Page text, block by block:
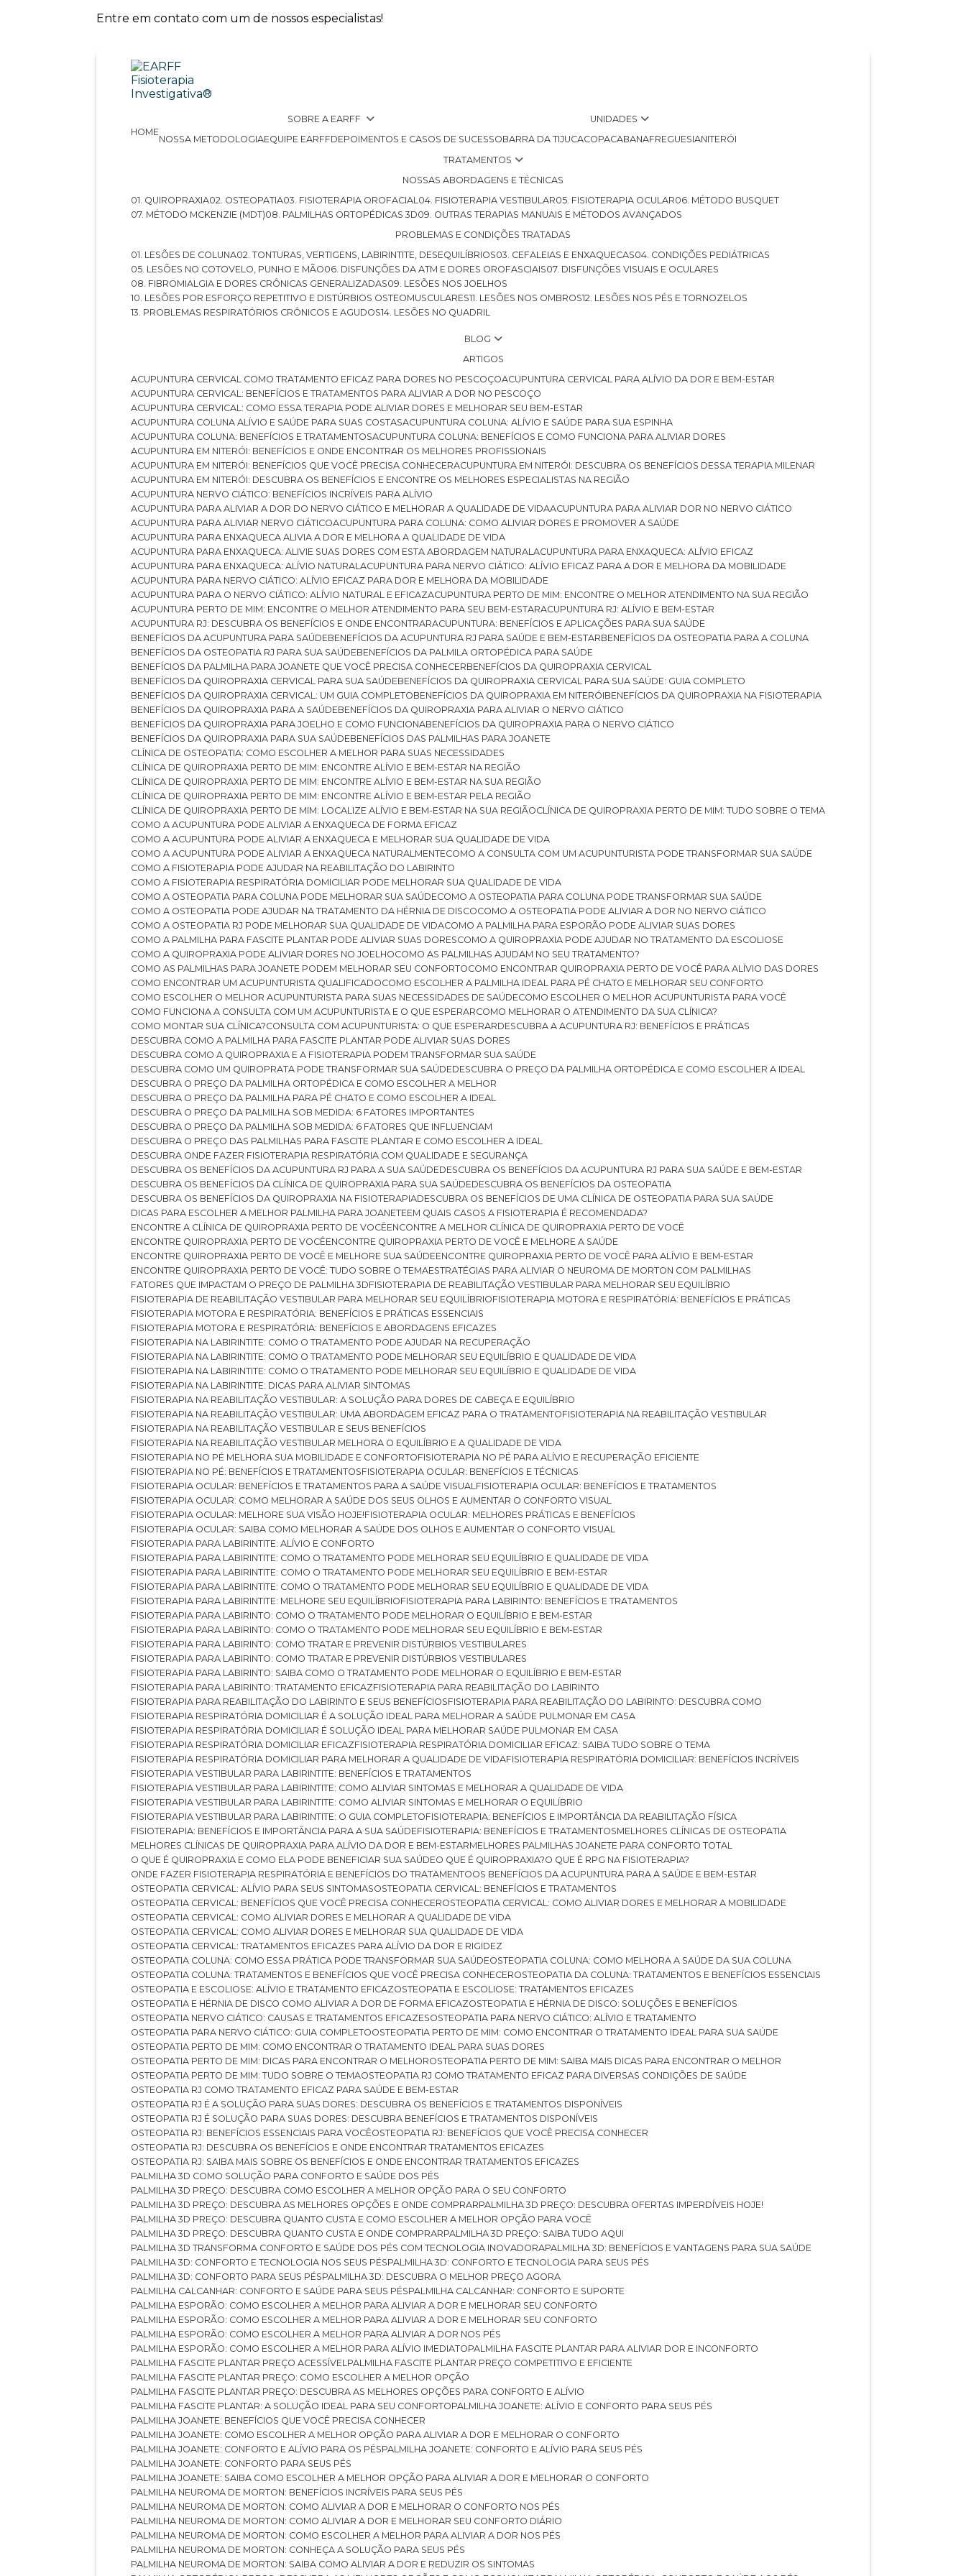
Entre em contato com um de nossos especialistas!
HOME
SOBRE A EARFF
NOSSA METODOLOGIA EQUIPE EARFF DEPOIMENTOS E CASOS DE SUCESSO
UNIDADES
BARRA DA TIJUCA
COPACABANA FREGUESIA
NITERÓI
TRATAMENTOS
NOSSAS ABORDAGENS E TÉCNICAS
01. QUIROPRAXIA
02. OSTEOPATIA 03. FISIOTERAPIA OROFACIAL 04. FISIOTERAPIA VESTIBULAR 05. FISIOTERAPIA OCULAR
06. MÉTODO BUSQUET
07. MÉTODO MCKENZIE (MDT)
08. PALMILHAS ORTOPÉDICAS 3D
09. OUTRAS TERAPIAS MANUAIS E MÉTODOS AVANÇADOS
PROBLEMAS E CONDIÇÕES TRATADAS
01. LESÕES DE COLUNA
02. TONTURAS, VERTIGENS, LABIRINTITE, DESEQUILÍBRIOS 03. CEFALEIAS E ENXAQUECAS
04. CONDIÇÕES PEDIÁTRICAS
05. LESÕES NO COTOVELO, PUNHO E MÃO
06. DISFUNÇÕES DA ATM E DORES OROFASCIAIS
07. DISFUNÇÕES VISUAIS E OCULARES
08. FIBROMIALGIA E DORES CRÔNICAS GENERALIZADAS
09. LESÕES NOS JOELHOS
10. LESÕES POR ESFORÇO REPETITIVO E DISTÚRBIOS OSTEOMUSCULARES 11. LESÕES NOS OMBROS 12. LESÕES NOS PÉS E TORNOZELOS
13. PROBLEMAS RESPIRATÓRIOS CRÔNICOS E AGUDOS 14. LESÕES NO QUADRIL
BLOG
ARTIGOS
ACUPUNTURA CERVICAL COMO TRATAMENTO EFICAZ PARA DORES NO PESCOÇO
ACUPUNTURA CERVICAL PARA ALÍVIO DA DOR E BEM-ESTAR
ACUPUNTURA CERVICAL: BENEFÍCIOS E TRATAMENTOS PARA ALIVIAR A DOR NO PESCOÇO
ACUPUNTURA CERVICAL: COMO ESSA TERAPIA PODE ALIVIAR DORES E MELHORAR SEU BEM-ESTAR
ACUPUNTURA COLUNA ALÍVIO E SAÚDE PARA SUAS COSTAS
ACUPUNTURA COLUNA: ALÍVIO E SAÚDE PARA SUA ESPINHA
ACUPUNTURA COLUNA: BENEFÍCIOS E TRATAMENTOS
ACUPUNTURA COLUNA: BENEFÍCIOS E COMO FUNCIONA PARA ALIVIAR DORES
ACUPUNTURA EM NITERÓI: BENEFÍCIOS E ONDE ENCONTRAR OS MELHORES PROFISSIONAIS
ACUPUNTURA EM NITERÓI: BENEFÍCIOS QUE VOCÊ PRECISA CONHECER
ACUPUNTURA EM NITERÓI: DESCUBRA OS BENEFÍCIOS DESSA TERAPIA MILENAR
ACUPUNTURA EM NITERÓI: DESCUBRA OS BENEFÍCIOS E ENCONTRE OS MELHORES ESPECIALISTAS NA REGIÃO
ACUPUNTURA NERVO CIÁTICO: BENEFÍCIOS INCRÍVEIS PARA ALÍVIO
ACUPUNTURA PARA ALIVIAR A DOR DO NERVO CIÁTICO E MELHORAR A QUALIDADE DE VIDA
ACUPUNTURA PARA ALIVIAR DOR NO NERVO CIÁTICO
ACUPUNTURA PARA ALIVIAR NERVO CIÁTICO
ACUPUNTURA PARA COLUNA: COMO ALIVIAR DORES E PROMOVER A SAÚDE
ACUPUNTURA PARA ENXAQUECA ALIVIA A DOR E MELHORA A QUALIDADE DE VIDA
ACUPUNTURA PARA ENXAQUECA: ALIVIE SUAS DORES COM ESTA ABORDAGEM NATURAL
ACUPUNTURA PARA ENXAQUECA: ALÍVIO EFICAZ
ACUPUNTURA PARA ENXAQUECA: ALÍVIO NATURAL
ACUPUNTURA PARA NERVO CIÁTICO: ALÍVIO EFICAZ PARA A DOR E MELHORA DA MOBILIDADE
ACUPUNTURA PARA NERVO CIÁTICO: ALÍVIO EFICAZ PARA DOR E MELHORA DA MOBILIDADE
ACUPUNTURA PARA O NERVO CIÁTICO: ALÍVIO NATURAL E EFICAZ
ACUPUNTURA PERTO DE MIM: ENCONTRE O MELHOR ATENDIMENTO NA SUA REGIÃO
ACUPUNTURA PERTO DE MIM: ENCONTRE O MELHOR ATENDIMENTO PARA SEU BEM-ESTAR
ACUPUNTURA RJ: ALÍVIO E BEM-ESTAR
ACUPUNTURA RJ: DESCUBRA OS BENEFÍCIOS E ONDE ENCONTRAR
ACUPUNTURA: BENEFÍCIOS E APLICAÇÕES PARA SUA SAÚDE
BENEFÍCIOS DA ACUPUNTURA PARA SAÚDE
BENEFÍCIOS DA ACUPUNTURA RJ PARA SAÚDE E BEM-ESTAR
BENEFÍCIOS DA OSTEOPATIA PARA A COLUNA
BENEFÍCIOS DA OSTEOPATIA RJ PARA SUA SAÚDE
BENEFÍCIOS DA PALMILA ORTOPÉDICA PARA SAÚDE
BENEFÍCIOS DA PALMILHA PARA JOANETE QUE VOCÊ PRECISA CONHECER
BENEFÍCIOS DA QUIROPRAXIA CERVICAL
BENEFÍCIOS DA QUIROPRAXIA CERVICAL PARA SUA SAÚDE
BENEFÍCIOS DA QUIROPRAXIA CERVICAL PARA SUA SAÚDE: GUIA COMPLETO
BENEFÍCIOS DA QUIROPRAXIA CERVICAL: UM GUIA COMPLETO
BENEFÍCIOS DA QUIROPRAXIA EM NITERÓI
BENEFÍCIOS DA QUIROPRAXIA NA FISIOTERAPIA
BENEFÍCIOS DA QUIROPRAXIA PARA A SAÚDE
BENEFÍCIOS DA QUIROPRAXIA PARA ALIVIAR O NERVO CIÁTICO
BENEFÍCIOS DA QUIROPRAXIA PARA JOELHO E COMO FUNCIONA
BENEFÍCIOS DA QUIROPRAXIA PARA O NERVO CIÁTICO
BENEFÍCIOS DA QUIROPRAXIA PARA SUA SAÚDE
BENEFÍCIOS DAS PALMILHAS PARA JOANETE
CLÍNICA DE OSTEOPATIA: COMO ESCOLHER A MELHOR PARA SUAS NECESSIDADES
CLÍNICA DE QUIROPRAXIA PERTO DE MIM: ENCONTRE ALÍVIO E BEM-ESTAR NA REGIÃO
CLÍNICA DE QUIROPRAXIA PERTO DE MIM: ENCONTRE ALÍVIO E BEM-ESTAR NA SUA REGIÃO
CLÍNICA DE QUIROPRAXIA PERTO DE MIM: ENCONTRE ALÍVIO E BEM-ESTAR PELA REGIÃO
CLÍNICA DE QUIROPRAXIA PERTO DE MIM: LOCALIZE ALÍVIO E BEM-ESTAR NA SUA REGIÃO
CLÍNICA DE QUIROPRAXIA PERTO DE MIM: TUDO SOBRE O TEMA
COMO A ACUPUNTURA PODE ALIVIAR A ENXAQUECA DE FORMA EFICAZ
COMO A ACUPUNTURA PODE ALIVIAR A ENXAQUECA E MELHORAR SUA QUALIDADE DE VIDA
COMO A ACUPUNTURA PODE ALIVIAR A ENXAQUECA NATURALMENTE
COMO A CONSULTA COM UM ACUPUNTURISTA PODE TRANSFORMAR SUA SAÚDE
COMO A FISIOTERAPIA PODE AJUDAR NA REABILITAÇÃO DO LABIRINTO
COMO A FISIOTERAPIA RESPIRATÓRIA DOMICILIAR PODE MELHORAR SUA QUALIDADE DE VIDA
COMO A OSTEOPATIA PARA COLUNA PODE MELHORAR SUA SAÚDE
COMO A OSTEOPATIA PARA COLUNA PODE TRANSFORMAR SUA SAÚDE
COMO A OSTEOPATIA PODE AJUDAR NA TRATAMENTO DA HÉRNIA DE DISCO
COMO A OSTEOPATIA PODE ALIVIAR A DOR NO NERVO CIÁTICO
COMO A OSTEOPATIA RJ PODE MELHORAR SUA QUALIDADE DE VIDA
COMO A PALMILHA PARA ESPORÃO PODE ALIVIAR SUAS DORES
COMO A PALMILHA PARA FASCITE PLANTAR PODE ALIVIAR SUAS DORES
COMO A QUIROPRAXIA PODE AJUDAR NO TRATAMENTO DA ESCOLIOSE
COMO A QUIROPRAXIA PODE ALIVIAR DORES NO JOELHO
COMO AS PALMILHAS AJUDAM NO SEU TRATAMENTO?
COMO AS PALMILHAS PARA JOANETE PODEM MELHORAR SEU CONFORTO
COMO ENCONTRAR QUIROPRAXIA PERTO DE VOCÊ PARA ALÍVIO DAS DORES
COMO ENCONTRAR UM ACUPUNTURISTA QUALIFICADO
COMO ESCOLHER A PALMILHA IDEAL PARA PÉ CHATO E MELHORAR SEU CONFORTO
COMO ESCOLHER O MELHOR ACUPUNTURISTA PARA SUAS NECESSIDADES DE SAÚDE
COMO ESCOLHER O MELHOR ACUPUNTURISTA PARA VOCÊ
COMO FUNCIONA A CONSULTA COM UM ACUPUNTURISTA E O QUE ESPERAR
COMO MELHORAR O ATENDIMENTO DA SUA CLÍNICA?
COMO MONTAR SUA CLÍNICA?
CONSULTA COM ACUPUNTURISTA: O QUE ESPERAR
DESCUBRA A ACUPUNTURA RJ: BENEFÍCIOS E PRÁTICAS
DESCUBRA COMO A PALMILHA PARA FASCITE PLANTAR PODE ALIVIAR SUAS DORES
DESCUBRA COMO A QUIROPRAXIA E A FISIOTERAPIA PODEM TRANSFORMAR SUA SAÚDE
DESCUBRA COMO UM QUIROPRATA PODE TRANSFORMAR SUA SAÚDE
DESCUBRA O PREÇO DA PALMILHA ORTOPÉDICA E COMO ESCOLHER A IDEAL
DESCUBRA O PREÇO DA PALMILHA ORTOPÉDICA E COMO ESCOLHER A MELHOR
DESCUBRA O PREÇO DA PALMILHA PARA PÉ CHATO E COMO ESCOLHER A IDEAL
DESCUBRA O PREÇO DA PALMILHA SOB MEDIDA: 6 FATORES IMPORTANTES
DESCUBRA O PREÇO DA PALMILHA SOB MEDIDA: 6 FATORES QUE INFLUENCIAM
DESCUBRA O PREÇO DAS PALMILHAS PARA FASCITE PLANTAR E COMO ESCOLHER A IDEAL
DESCUBRA ONDE FAZER FISIOTERAPIA RESPIRATÓRIA COM QUALIDADE E SEGURANÇA
DESCUBRA OS BENEFÍCIOS DA ACUPUNTURA RJ PARA A SUA SAÚDE
DESCUBRA OS BENEFÍCIOS DA ACUPUNTURA RJ PARA SUA SAÚDE E BEM-ESTAR
DESCUBRA OS BENEFÍCIOS DA CLÍNICA DE QUIROPRAXIA PARA SUA SAÚDE
DESCUBRA OS BENEFÍCIOS DA OSTEOPATIA
DESCUBRA OS BENEFÍCIOS DA QUIROPRAXIA NA FISIOTERAPIA
DESCUBRA OS BENEFÍCIOS DE UMA CLÍNICA DE OSTEOPATIA PARA SUA SAÚDE
DICAS PARA ESCOLHER A MELHOR PALMILHA PARA JOANETE EM QUAIS CASOS A FISIOTERAPIA É RECOMENDADA?
ENCONTRE A CLÍNICA DE QUIROPRAXIA PERTO DE VOCÊ ENCONTRE A MELHOR CLÍNICA DE QUIROPRAXIA PERTO DE VOCÊ
ENCONTRE QUIROPRAXIA PERTO DE VOCÊ ENCONTRE QUIROPRAXIA PERTO DE VOCÊ E MELHORE A SAÚDE
ENCONTRE QUIROPRAXIA PERTO DE VOCÊ E MELHORE SUA SAÚDE ENCONTRE QUIROPRAXIA PERTO DE VOCÊ PARA ALÍVIO E BEM-ESTAR
ENCONTRE QUIROPRAXIA PERTO DE VOCÊ: TUDO SOBRE O TEMA ESTRATÉGIAS PARA ALIVIAR O NEUROMA DE MORTON COM PALMILHAS
FATORES QUE IMPACTAM O PREÇO DE PALMILHA 3D
FISIOTERAPIA DE REABILITAÇÃO VESTIBULAR PARA MELHORAR SEU EQUILÍBRIO
FISIOTERAPIA DE REABILITAÇÃO VESTIBULAR PARA MELHORAR SEU EQUILÍBRIO
FISIOTERAPIA MOTORA E RESPIRATÓRIA: BENEFÍCIOS E PRÁTICAS
FISIOTERAPIA MOTORA E RESPIRATÓRIA: BENEFÍCIOS E PRÁTICAS ESSENCIAIS
FISIOTERAPIA MOTORA E RESPIRATÓRIA: BENEFÍCIOS E ABORDAGENS EFICAZES
FISIOTERAPIA NA LABIRINTITE: COMO O TRATAMENTO PODE AJUDAR NA RECUPERAÇÃO
FISIOTERAPIA NA LABIRINTITE: COMO O TRATAMENTO PODE MELHORAR SEU EQUILÍBRIO E QUALIDADE DE VIDA
FISIOTERAPIA NA LABIRINTITE: COMO O TRATAMENTO PODE MELHORAR SEU EQUILÍBRIO E QUALIDADE DE VIDA
FISIOTERAPIA NA LABIRINTITE: DICAS PARA ALIVIAR SINTOMAS
FISIOTERAPIA NA REABILITAÇÃO VESTIBULAR: A SOLUÇÃO PARA DORES DE CABEÇA E EQUILÍBRIO
FISIOTERAPIA NA REABILITAÇÃO VESTIBULAR: UMA ABORDAGEM EFICAZ PARA O TRATAMENTO
FISIOTERAPIA NA REABILITAÇÃO VESTIBULAR
FISIOTERAPIA NA REABILITAÇÃO VESTIBULAR E SEUS BENEFÍCIOS
FISIOTERAPIA NA REABILITAÇÃO VESTIBULAR MELHORA O EQUILÍBRIO E A QUALIDADE DE VIDA
FISIOTERAPIA NO PÉ MELHORA SUA MOBILIDADE E CONFORTO
FISIOTERAPIA NO PÉ PARA ALÍVIO E RECUPERAÇÃO EFICIENTE
FISIOTERAPIA NO PÉ: BENEFÍCIOS E TRATAMENTOS
FISIOTERAPIA OCULAR: BENEFÍCIOS E TÉCNICAS
FISIOTERAPIA OCULAR: BENEFÍCIOS E TRATAMENTOS PARA A SAÚDE VISUAL FISIOTERAPIA OCULAR: BENEFÍCIOS E TRATAMENTOS
FISIOTERAPIA OCULAR: COMO MELHORAR A SAÚDE DOS SEUS OLHOS E AUMENTAR O CONFORTO VISUAL
FISIOTERAPIA OCULAR: MELHORE SUA VISÃO HOJE! FISIOTERAPIA OCULAR: MELHORES PRÁTICAS E BENEFÍCIOS
FISIOTERAPIA OCULAR: SAIBA COMO MELHORAR A SAÚDE DOS OLHOS E AUMENTAR O CONFORTO VISUAL
FISIOTERAPIA PARA LABIRINTITE: ALÍVIO E CONFORTO
FISIOTERAPIA PARA LABIRINTITE: COMO O TRATAMENTO PODE MELHORAR SEU EQUILÍBRIO E QUALIDADE DE VIDA
FISIOTERAPIA PARA LABIRINTITE: COMO O TRATAMENTO PODE MELHORAR SEU EQUILÍBRIO E BEM-ESTAR
FISIOTERAPIA PARA LABIRINTITE: COMO O TRATAMENTO PODE MELHORAR SEU EQUILÍBRIO E QUALIDADE DE VIDA
FISIOTERAPIA PARA LABIRINTITE: MELHORE SEU EQUILÍBRIO
FISIOTERAPIA PARA LABIRINTO: BENEFÍCIOS E TRATAMENTOS
FISIOTERAPIA PARA LABIRINTO: COMO O TRATAMENTO PODE MELHORAR O EQUILÍBRIO E BEM-ESTAR
FISIOTERAPIA PARA LABIRINTO: COMO O TRATAMENTO PODE MELHORAR SEU EQUILÍBRIO E BEM-ESTAR
FISIOTERAPIA PARA LABIRINTO: COMO TRATAR E PREVENIR DISTÚRBIOS VESTIBULARES
FISIOTERAPIA PARA LABIRINTO: COMO TRATAR E PREVENIR DISTÚRBIOS VESTIBULARES
FISIOTERAPIA PARA LABIRINTO: SAIBA COMO O TRATAMENTO PODE MELHORAR O EQUILÍBRIO E BEM-ESTAR
FISIOTERAPIA PARA LABIRINTO: TRATAMENTO EFICAZ FISIOTERAPIA PARA REABILITAÇÃO DO LABIRINTO
FISIOTERAPIA PARA REABILITAÇÃO DO LABIRINTO E SEUS BENEFÍCIOS
FISIOTERAPIA PARA REABILITAÇÃO DO LABIRINTO: DESCUBRA COMO
FISIOTERAPIA RESPIRATÓRIA DOMICILIAR É A SOLUÇÃO IDEAL PARA MELHORAR A SAÚDE PULMONAR EM CASA
FISIOTERAPIA RESPIRATÓRIA DOMICILIAR É SOLUÇÃO IDEAL PARA MELHORAR SAÚDE PULMONAR EM CASA
FISIOTERAPIA RESPIRATÓRIA DOMICILIAR EFICAZ FISIOTERAPIA RESPIRATÓRIA DOMICILIAR EFICAZ: SAIBA TUDO SOBRE O TEMA
FISIOTERAPIA RESPIRATÓRIA DOMICILIAR PARA MELHORAR A QUALIDADE DE VIDA FISIOTERAPIA RESPIRATÓRIA DOMICILIAR: BENEFÍCIOS INCRÍVEIS
FISIOTERAPIA VESTIBULAR PARA LABIRINTITE: BENEFÍCIOS E TRATAMENTOS
FISIOTERAPIA VESTIBULAR PARA LABIRINTITE: COMO ALIVIAR SINTOMAS E MELHORAR A QUALIDADE DE VIDA
FISIOTERAPIA VESTIBULAR PARA LABIRINTITE: COMO ALIVIAR SINTOMAS E MELHORAR O EQUILÍBRIO
FISIOTERAPIA VESTIBULAR PARA LABIRINTITE: O GUIA COMPLETO
FISIOTERAPIA: BENEFÍCIOS E IMPORTÂNCIA DA REABILITAÇÃO FÍSICA
FISIOTERAPIA: BENEFÍCIOS E IMPORTÂNCIA PARA A SUA SAÚDE FISIOTERAPIA: BENEFÍCIOS E TRATAMENTOS
MELHORES CLÍNICAS DE OSTEOPATIA
MELHORES CLÍNICAS DE QUIROPRAXIA PARA ALÍVIO DA DOR E BEM-ESTAR
MELHORES PALMILHAS JOANETE PARA CONFORTO TOTAL
O QUE É QUIROPRAXIA E COMO ELA PODE BENEFICIAR SUA SAÚDE
O QUE É QUIROPRAXIA?
O QUE É RPG NA FISIOTERAPIA?
ONDE FAZER FISIOTERAPIA RESPIRATÓRIA E BENEFÍCIOS DO TRATAMENTO
OS BENEFÍCIOS DA ACUPUNTURA PARA A SAÚDE E BEM-ESTAR
OSTEOPATIA CERVICAL: ALÍVIO PARA SEUS SINTOMAS
OSTEOPATIA CERVICAL: BENEFÍCIOS E TRATAMENTOS
OSTEOPATIA CERVICAL: BENEFÍCIOS QUE VOCÊ PRECISA CONHECER
OSTEOPATIA CERVICAL: COMO ALIVIAR DORES E MELHORAR A MOBILIDADE
OSTEOPATIA CERVICAL: COMO ALIVIAR DORES E MELHORAR A QUALIDADE DE VIDA
OSTEOPATIA CERVICAL: COMO ALIVIAR DORES E MELHORAR SUA QUALIDADE DE VIDA
OSTEOPATIA CERVICAL: TRATAMENTOS EFICAZES PARA ALÍVIO DA DOR E RIGIDEZ
OSTEOPATIA COLUNA: COMO ESSA PRÁTICA PODE TRANSFORMAR SUA SAÚDE
OSTEOPATIA COLUNA: COMO MELHORA A SAÚDE DA SUA COLUNA
OSTEOPATIA COLUNA: TRATAMENTOS E BENEFÍCIOS QUE VOCÊ PRECISA CONHECER
OSTEOPATIA DA COLUNA: TRATAMENTOS E BENEFÍCIOS ESSENCIAIS
OSTEOPATIA E ESCOLIOSE: ALÍVIO E TRATAMENTO EFICAZ
OSTEOPATIA E ESCOLIOSE: TRATAMENTOS EFICAZES
OSTEOPATIA E HÉRNIA DE DISCO COMO ALIVIAR A DOR DE FORMA EFICAZ
OSTEOPATIA E HÉRNIA DE DISCO: SOLUÇÕES E BENEFÍCIOS
OSTEOPATIA NERVO CIÁTICO: CAUSAS E TRATAMENTOS EFICAZES
OSTEOPATIA PARA NERVO CIÁTICO: ALÍVIO E TRATAMENTO
OSTEOPATIA PARA NERVO CIÁTICO: GUIA COMPLETO
OSTEOPATIA PERTO DE MIM: COMO ENCONTRAR O TRATAMENTO IDEAL PARA SUA SAÚDE
OSTEOPATIA PERTO DE MIM: COMO ENCONTRAR O TRATAMENTO IDEAL PARA SUAS DORES
OSTEOPATIA PERTO DE MIM: DICAS PARA ENCONTRAR O MELHOR
OSTEOPATIA PERTO DE MIM: SAIBA MAIS DICAS PARA ENCONTRAR O MELHOR
OSTEOPATIA PERTO DE MIM: TUDO SOBRE O TEMA
OSTEOPATIA RJ COMO TRATAMENTO EFICAZ PARA DIVERSAS CONDIÇÕES DE SAÚDE
OSTEOPATIA RJ COMO TRATAMENTO EFICAZ PARA SAÚDE E BEM-ESTAR
OSTEOPATIA RJ É A SOLUÇÃO PARA SUAS DORES: DESCUBRA OS BENEFÍCIOS E TRATAMENTOS DISPONÍVEIS
OSTEOPATIA RJ É SOLUÇÃO PARA SUAS DORES: DESCUBRA BENEFÍCIOS E TRATAMENTOS DISPONÍVEIS
OSTEOPATIA RJ: BENEFÍCIOS ESSENCIAIS PARA VOCÊ
OSTEOPATIA RJ: BENEFÍCIOS QUE VOCÊ PRECISA CONHECER
OSTEOPATIA RJ: DESCUBRA OS BENEFÍCIOS E ONDE ENCONTRAR TRATAMENTOS EFICAZES
OSTEOPATIA RJ: SAIBA MAIS SOBRE OS BENEFÍCIOS E ONDE ENCONTRAR TRATAMENTOS EFICAZES
PALMILHA 3D COMO SOLUÇÃO PARA CONFORTO E SAÚDE DOS PÉS
PALMILHA 3D PREÇO: DESCUBRA COMO ESCOLHER A MELHOR OPÇÃO PARA O SEU CONFORTO
PALMILHA 3D PREÇO: DESCUBRA AS MELHORES OPÇÕES E ONDE COMPRAR
PALMILHA 3D PREÇO: DESCUBRA OFERTAS IMPERDÍVEIS HOJE!
PALMILHA 3D PREÇO: DESCUBRA QUANTO CUSTA E COMO ESCOLHER A MELHOR OPÇÃO PARA VOCÊ
PALMILHA 3D PREÇO: DESCUBRA QUANTO CUSTA E ONDE COMPRAR
PALMILHA 3D PREÇO: SAIBA TUDO AQUI
PALMILHA 3D TRANSFORMA CONFORTO E SAÚDE DOS PÉS COM TECNOLOGIA INOVADORA PALMILHA 3D: BENEFÍCIOS E VANTAGENS PARA SUA SAÚDE
PALMILHA 3D: CONFORTO E TECNOLOGIA NOS SEUS PÉS
PALMILHA 3D: CONFORTO E TECNOLOGIA PARA SEUS PÉS
PALMILHA 3D: CONFORTO PARA SEUS PÉS
PALMILHA 3D: DESCUBRA O MELHOR PREÇO AGORA
PALMILHA CALCANHAR: CONFORTO E SAÚDE PARA SEUS PÉS
PALMILHA CALCANHAR: CONFORTO E SUPORTE
PALMILHA ESPORÃO: COMO ESCOLHER A MELHOR PARA ALIVIAR A DOR E MELHORAR SEU CONFORTO
PALMILHA ESPORÃO: COMO ESCOLHER A MELHOR PARA ALIVIAR A DOR E MELHORAR SEU CONFORTO
PALMILHA ESPORÃO: COMO ESCOLHER A MELHOR PARA ALIVIAR A DOR NOS PÉS
PALMILHA ESPORÃO: COMO ESCOLHER A MELHOR PARA ALÍVIO IMEDIATO
PALMILHA FASCITE PLANTAR PARA ALIVIAR DOR E INCONFORTO
PALMILHA FASCITE PLANTAR PREÇO ACESSÍVEL PALMILHA FASCITE PLANTAR PREÇO COMPETITIVO E EFICIENTE
PALMILHA FASCITE PLANTAR PREÇO: COMO ESCOLHER A MELHOR OPÇÃO
PALMILHA FASCITE PLANTAR PREÇO: DESCUBRA AS MELHORES OPÇÕES PARA CONFORTO E ALÍVIO
PALMILHA FASCITE PLANTAR: A SOLUÇÃO IDEAL PARA SEU CONFORTO
PALMILHA JOANETE: ALÍVIO E CONFORTO PARA SEUS PÉS
PALMILHA JOANETE: BENEFÍCIOS QUE VOCÊ PRECISA CONHECER
PALMILHA JOANETE: COMO ESCOLHER A MELHOR OPÇÃO PARA ALIVIAR A DOR E MELHORAR O CONFORTO
PALMILHA JOANETE: CONFORTO E ALÍVIO PARA OS PÉS
PALMILHA JOANETE: CONFORTO E ALÍVIO PARA SEUS PÉS
PALMILHA JOANETE: CONFORTO PARA SEUS PÉS
PALMILHA JOANETE: SAIBA COMO ESCOLHER A MELHOR OPÇÃO PARA ALIVIAR A DOR E MELHORAR O CONFORTO
PALMILHA NEUROMA DE MORTON: BENEFÍCIOS INCRÍVEIS PARA SEUS PÉS
PALMILHA NEUROMA DE MORTON: COMO ALIVIAR A DOR E MELHORAR O CONFORTO NOS PÉS
PALMILHA NEUROMA DE MORTON: COMO ALIVIAR A DOR E MELHORAR SEU CONFORTO DIÁRIO
PALMILHA NEUROMA DE MORTON: COMO ESCOLHER A MELHOR PARA ALIVIAR A DOR NOS PÉS
PALMILHA NEUROMA DE MORTON: CONHEÇA A SOLUÇÃO PARA SEUS PÉS
PALMILHA NEUROMA DE MORTON: SAIBA COMO ALIVIAR A DOR E REDUZIR OS SINTOMAS